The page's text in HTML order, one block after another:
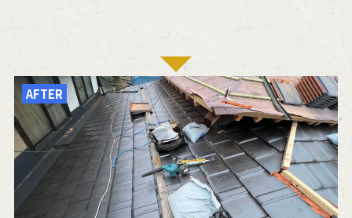
AFTER